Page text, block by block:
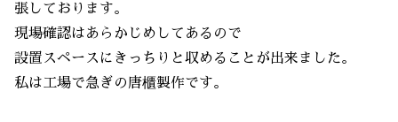
張しております。
現場確認はあらかじめしてあるので
設置スペースにきっちりと収めることが出来ました。
私は工場で急ぎの唐櫃製作です。